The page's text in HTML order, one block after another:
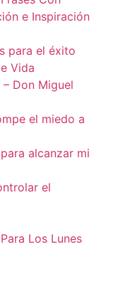
e Inspiración
para el éxito
Vida
Don Miguel
el miedo a
alcanzar mi
el
Los Lunes